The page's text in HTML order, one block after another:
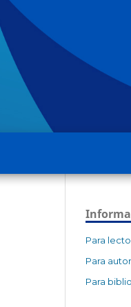
Para
Para
Para